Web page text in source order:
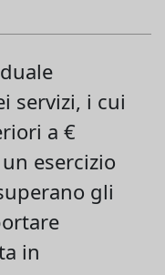
servizi, i cui
a €
esercizio
gli
in